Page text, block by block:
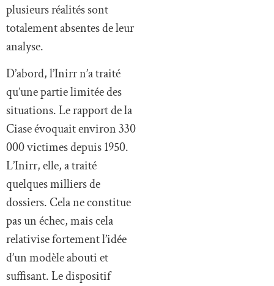
plusieurs réalités sont
totalement absentes de leur
analyse.
D’abord, l’Inirr n’a traité
qu’une partie limitée des
situations. Le rapport de la
Ciase évoquait environ 330
000 victimes depuis 1950.
L’Inirr, elle, a traité
quelques milliers de
dossiers. Cela ne constitue
pas un échec, mais cela
relativise fortement l’idée
d’un modèle abouti et
suffisant. Le dispositif